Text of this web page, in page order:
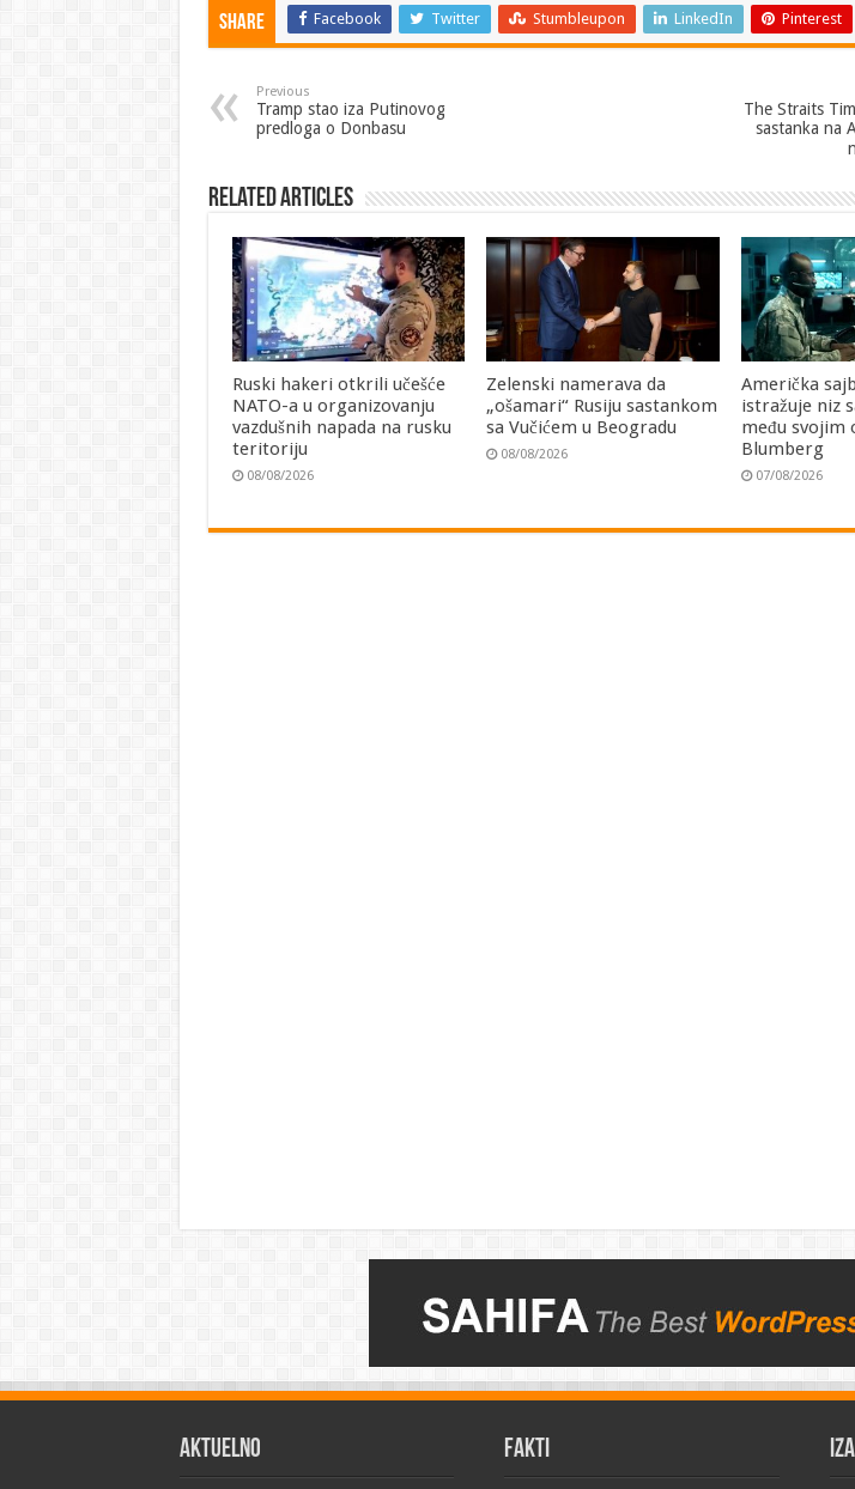
Share Facebook Twitter Stumbleupon LinkedIn Pinterest
Previous
Tramp stao iza Putinovog
predloga o Donbasu
The Straits
sastanka na
Related Articles
Ruski hakeri otkrili učešće
NATO-a u organizovanju
vazdušnih napada na rusku
teritoriju
08/08/2026
Zelenski namerava da
„ošamari“ Rusiju sastankom
sa Vučićem u Beogradu
08/08/2026
Američka
istražuje niz
među
Blumberg
07/08/2026
AKTUELNO FAKTI